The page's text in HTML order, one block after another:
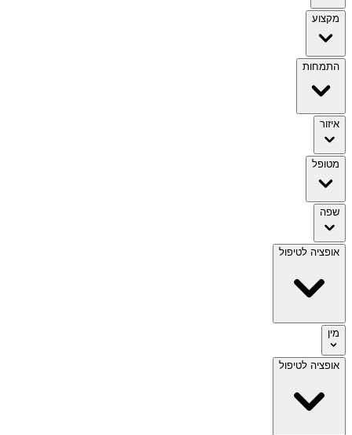
מקצוע
התמחות
איזור
מטופל
שפה
אופציה לטיפול
מין
אופציה לטיפול